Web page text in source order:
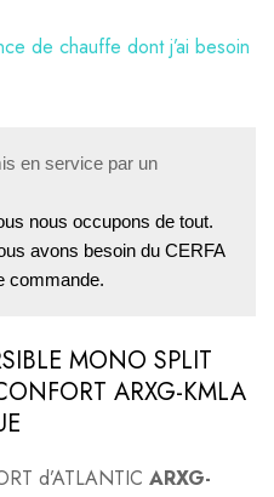
de chauffe dont j’ai besoin
en service par un
nous occupons de tout.
avons besoin du CERFA
commande.
MONO SPLIT
ARXG-KMLA
d’ATLANTIC ARXG-